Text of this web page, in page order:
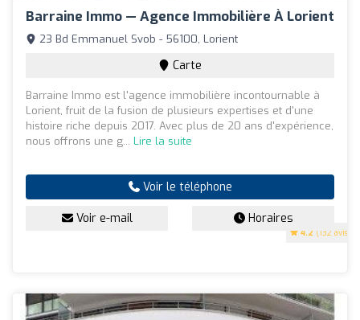
Barraine Immo — Agence Immobilière À Lorient
4.2 (132 avis)
23 Bd Emmanuel Svob - 56100, Lorient
Carte
Barraine Immo est l'agence immobilière incontournable à
Lorient, fruit de la fusion de plusieurs expertises et d'une
histoire riche depuis 2017. Avec plus de 20 ans d'expérience,
nous offrons une g... Lire la suite
Voir le téléphone
Voir e-mail Horaires